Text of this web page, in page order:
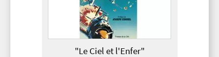
"Le Ciel et l'Enfer"